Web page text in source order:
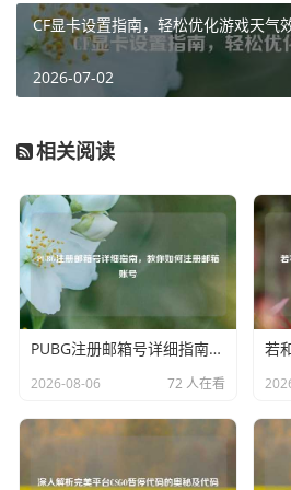
家们在游戏交流受限情况下，抒发
们在游戏的头像海洋中，成为了那
识，诉说着一段段关于禁言的小故事
CF显卡设置指南，轻松优化游戏天气
2026-07-02
相关阅读
PUBG注册邮箱号详细指南，教你如何注册邮箱账号
2026-08-06 72 人在看